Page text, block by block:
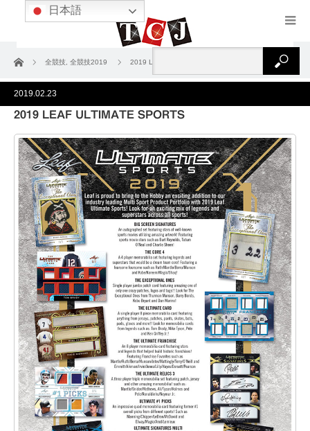
ホーム 全競技 全競技2019 2019 LEAF ULTIMATE SPORTS
2019.02.23
2019 LEAF ULTIMATE SPORTS
日本語